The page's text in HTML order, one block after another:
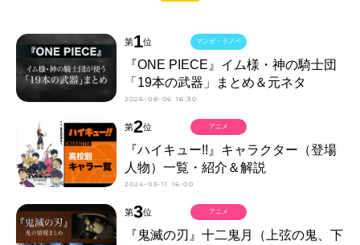
第1位
『ONE PIECE』イム様・神の騎士団
「19本の武器」まとめ＆元ネタ
2026-08-06 16:30
マンガ・ラノベ
第2位
『ハイキュー!!』キャラクター（登場
人物）一覧・紹介＆解説
2024-03-11 16:00
アニメ
第3位
『鬼滅の刃』十二鬼月（上弦の鬼、下
アニメ